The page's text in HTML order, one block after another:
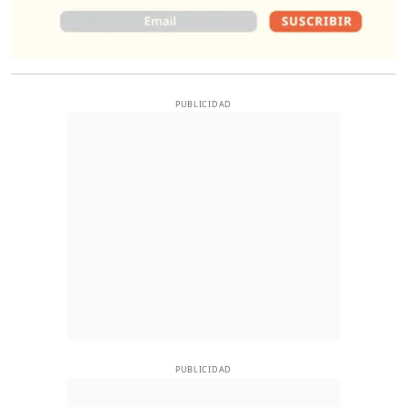
PUBLICIDAD
PUBLICIDAD